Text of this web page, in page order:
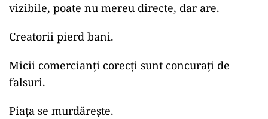
vizibile, poate nu mereu directe, dar are.
Creatorii pierd bani.
Micii comercianți corecți sunt concurați de
falsuri.
Piața se murdărește.